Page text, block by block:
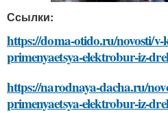
Ссылки:
https://doma-otido.ru/novosti/
primenyaetsya-elektrobur-iz-
https://narodnaya-dacha.ru/
primenyaetsya-elektrobur-iz-